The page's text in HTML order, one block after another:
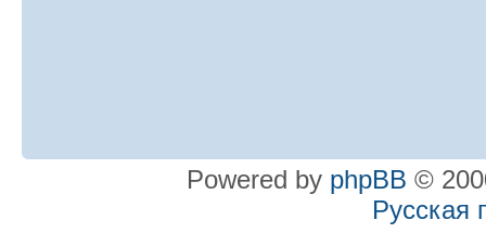
Powered by phpBB ©
Русская